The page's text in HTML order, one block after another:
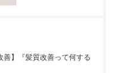
善】『髪質改善って何する